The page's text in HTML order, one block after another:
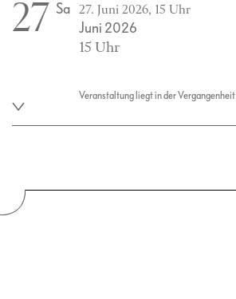
27 Sa 27. Juni 2026, 15 Uhr
Juni 2026
15 Uhr
Veranstaltung liegt in der Vergangenheit